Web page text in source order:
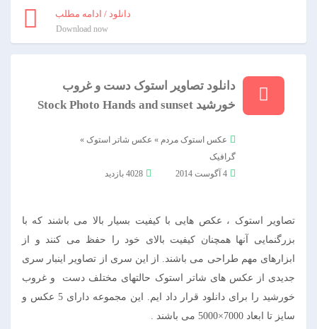
دانلود / ادامه مطلب
Download now
دانلود تصاویر استوک دست و غروب
خورشید Stock Photo Hands and sunset
عکس استوک مردم » عکس شاتر استوک »
گرافیک
4 آگوست 2014
4028 بازدید
تصاویر استوک ، عکص هایی با کیفیت بسیار بالا می باشند که با
بزرگنمایی آنها همچنان کیفیت بالای خود را حفظ می کنند و از
ابزارهای مهم طراحی می باشند. از این سری از تصاویر اینبار سری
جدیدی از عکس های شاتر استوک حالتهای مختلف دست و غروب
خورشید را برای دانلود قرار داد ایم. این مجموعه دارای 5 عکس و
سایز تا ابعاد 7000×5000 می باشند .